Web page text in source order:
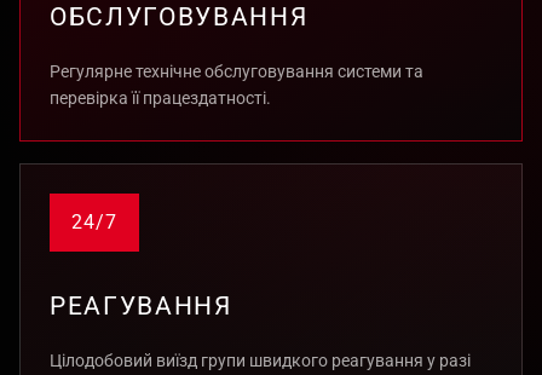
ОБСЛУГОВУВАННЯ
Регулярне технічне обслуговування системи та
перевірка її працездатності.
24/7
РЕАГУВАННЯ
Цілодобовий виїзд групи швидкого реагування у разі